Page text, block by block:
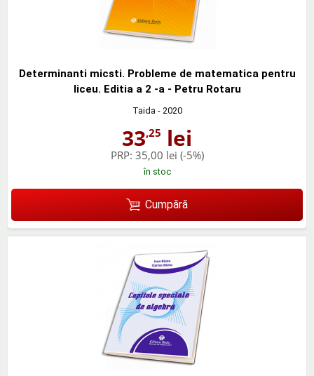
Determinanti micsti. Probleme de matematica pentru
liceu. Editia a 2 -a - Petru Rotaru
Taida - 2020
33,25 lei
PRP: 35,00 lei (-5%)
în stoc
Cumpără